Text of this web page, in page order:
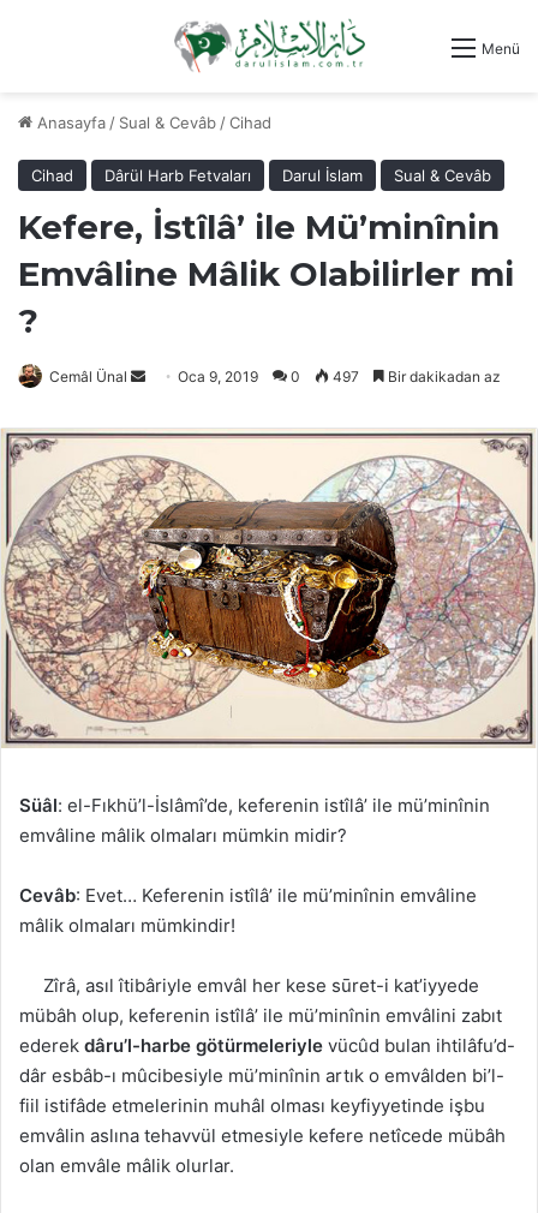
Menü
Anasayfa/ Sual & Cevâb/Cihad
Cihad Dârül Harb Fetvaları Darul İslam Sual & Cevâb
Kefere, İstîlâ’ ile Mü’minînin
Emvâline Mâlik Olabilirler mi
?
Cemâl Ünal
Bir
posta
göndermek
Oca 9, 2019 0 497 Bir dakikadan az
Süâl: el-Fıkhü’l-İslâmî’de, keferenin istîlâ’ ile mü’minînin
emvâline mâlik olmaları mümkin midir?
Cevâb: Evet… Keferenin istîlâ’ ile mü’minînin emvâline
mâlik olmaları mümkindir!
Zîrâ, asıl îtibâriyle emvâl her kese sūret-i kat’iyyede
mübâh olup, keferenin istîlâ’ ile mü’minînin emvâlini zabıt
ederek dâru’l-harbe götürmeleriyle vücûd bulan ihtilâfu’d-
dâr esbâb-ı mûcibesiyle mü’minînin artık o emvâlden bi’l-
fiil istifâde etmelerinin muhâl olması keyfiyyetinde işbu
emvâlin aslına tehavvül etmesiyle kefere netîcede mübâh
olan emvâle mâlik olurlar.